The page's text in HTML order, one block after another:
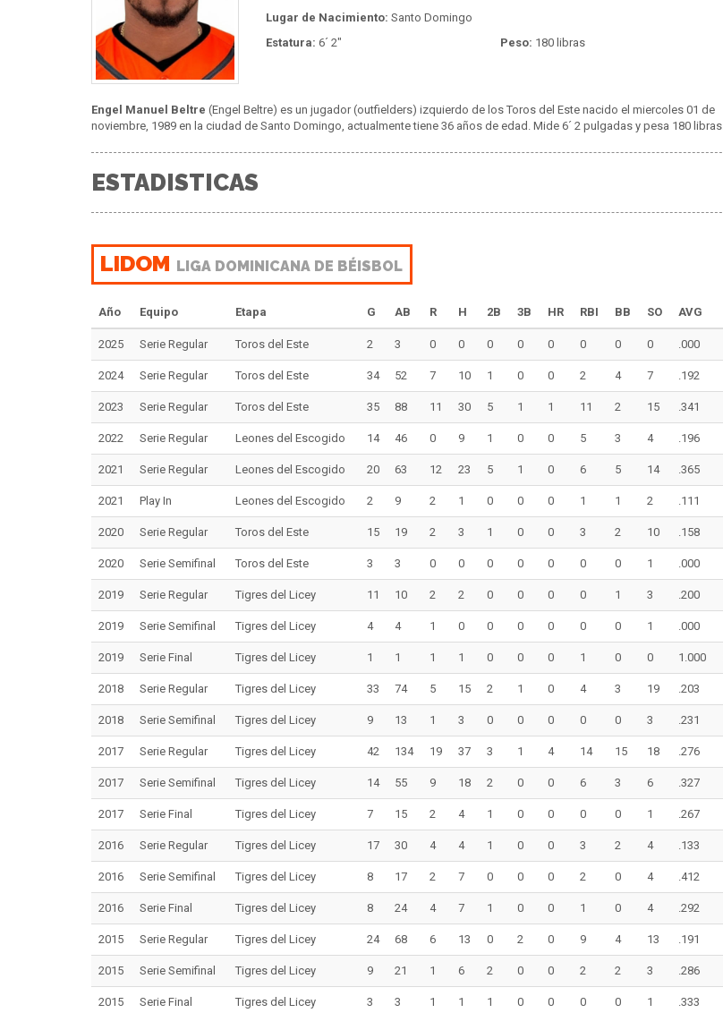
Lugar de Nacimiento: Santo Domingo
Estatura: 6´ 2" Peso: 180 libras
Engel Manuel Beltre (Engel Beltre) es un jugador (outfielders) izquierdo de los Toros del Este nacido el miercoles 01 de
noviembre, 1989 en la ciudad de Santo Domingo, actualmente tiene 36 años de edad. Mide 6´ 2 pulgadas y pesa 180 libras.
ESTADISTICAS
LIDOM LIGA DOMINICANA DE BÉISBOL
Año Equipo Etapa G AB R H 2B 3B HR RBI BB SO AVG
2025 Serie Regular Toros del Este 2 3 0 0 0 0 0 0 0 0 .000
2024 Serie Regular Toros del Este 34 52 7 10 1 0 0 2 4 7 .192
2023 Serie Regular Toros del Este 35 88 11 30 5 1 1 11 2 15 .341
2022 Serie Regular Leones del Escogido 14 46 0 9 1 0 0 5 3 4 .196
2021 Serie Regular Leones del Escogido 20 63 12 23 5 1 0 6 5 14 .365
2021 Play In Leones del Escogido 2 9 2 1 0 0 0 1 1 2 .111
2020 Serie Regular Toros del Este 15 19 2 3 1 0 0 3 2 10 .158
2020 Serie Semifinal Toros del Este 3 3 0 0 0 0 0 0 0 1 .000
2019 Serie Regular Tigres del Licey 11 10 2 2 0 0 0 0 1 3 .200
2019 Serie Semifinal Tigres del Licey 4 4 1 0 0 0 0 0 0 1 .000
2019 Serie Final Tigres del Licey 1 1 1 1 0 0 0 1 0 0 1.000
2018 Serie Regular Tigres del Licey 33 74 5 15 2 1 0 4 3 19 .203
2018 Serie Semifinal Tigres del Licey 9 13 1 3 0 0 0 0 0 3 .231
2017 Serie Regular Tigres del Licey 42 134 19 37 3 1 4 14 15 18 .276
2017 Serie Semifinal Tigres del Licey 14 55 9 18 2 0 0 6 3 6 .327
2017 Serie Final Tigres del Licey 7 15 2 4 1 0 0 0 0 1 .267
2016 Serie Regular Tigres del Licey 17 30 4 4 1 0 0 3 2 4 .133
2016 Serie Semifinal Tigres del Licey 8 17 2 7 0 0 0 2 0 4 .412
2016 Serie Final Tigres del Licey 8 24 4 7 1 0 0 1 0 4 .292
2015 Serie Regular Tigres del Licey 24 68 6 13 0 2 0 9 4 13 .191
2015 Serie Semifinal Tigres del Licey 9 21 1 6 2 0 0 2 2 3 .286
2015 Serie Final Tigres del Licey 3 3 1 1 1 0 0 0 0 1 .333